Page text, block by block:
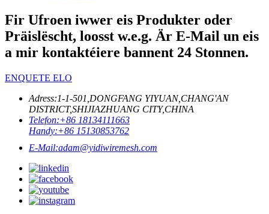
Fir Ufroen iwwer eis Produkter oder
Präislëscht, loosst w.e.g. Är E-Mail un eis
a mir kontaktéiere bannent 24 Stonnen.
ENQUETE ELO
Adress:1-1-501,DONGFANG YIYUAN,CHANG'AN
DISTRICT,SHIJIAZHUANG CITY,CHINA
Telefon:+86 18134111663
Handy:+86 15130853762
E-Mail:adam@yidiwiremesh.com